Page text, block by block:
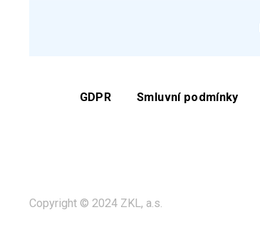
GDPR Smluvní podmínky
Copyright © 2024 ZKL, a.s.